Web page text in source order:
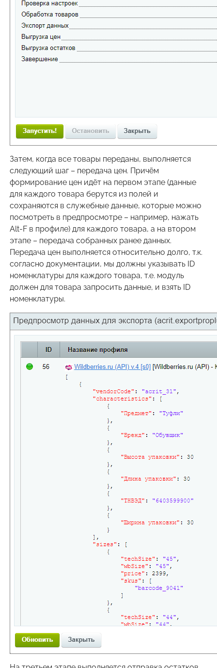
Затем, когда все товары переданы, выполняется
следующий шаг – передача цен. Причём
формирование цен идёт на первом этапе (данные
для каждого товара берутся из полей и
сохраняются в служебные данные, которые можно
посмотреть в предпросмотре – например, нажать
Alt-F в профиле) для каждого товара, а на втором
этапе – передача собранных ранее данных.
Передача цен выполняется относительно долго, т.к.
согласно документации, мы должны указывать ID
номенклатуры для каждого товара, т.е. модуль
должен для товара запросить данные, и взять ID
номенклатуры.